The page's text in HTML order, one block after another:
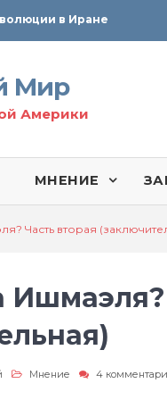
в Иране
Мир
Америки
МНЕНИЕ
Часть вторая
Ишмаэля?
Мнение 4